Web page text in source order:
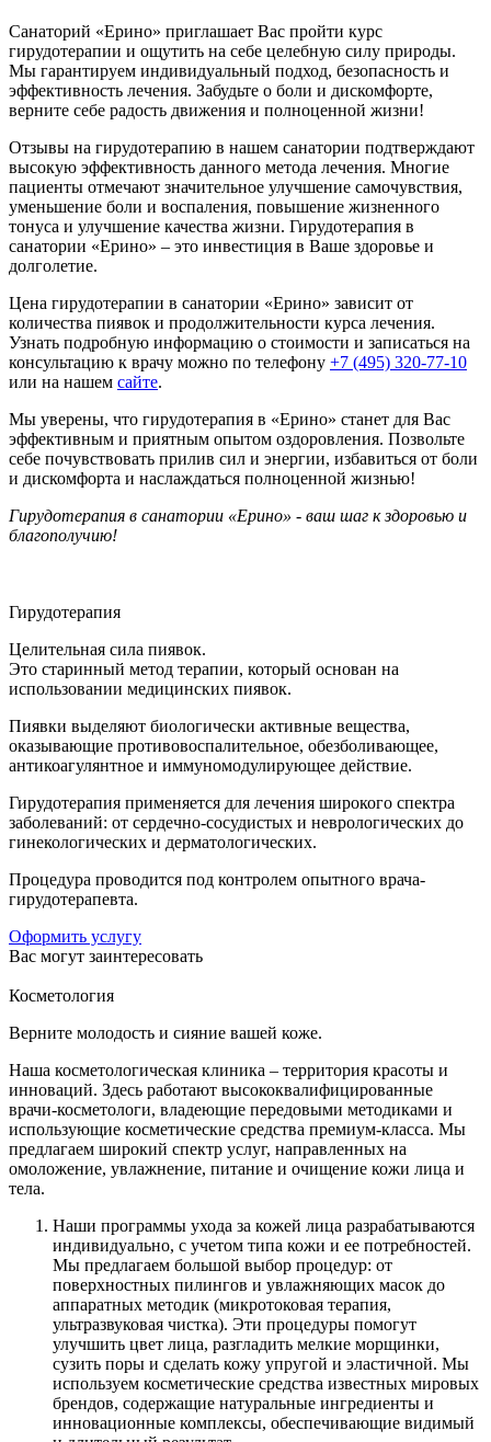
Санаторий «Ерино» приглашает Вас пройти курс
гирудотерапии и ощутить на себе целебную силу природы.
Мы гарантируем индивидуальный подход, безопасность и
эффективность лечения. Забудьте о боли и дискомфорте,
верните себе радость движения и полноценной жизни!
Отзывы на гирудотерапию в нашем санатории подтверждают
высокую эффективность данного метода лечения. Многие
пациенты отмечают значительное улучшение самочувствия,
уменьшение боли и воспаления, повышение жизненного
тонуса и улучшение качества жизни. Гирудотерапия в
санатории «Ерино» – это инвестиция в Ваше здоровье и
долголетие.
Цена гирудотерапии в санатории «Ерино» зависит от
количества пиявок и продолжительности курса лечения.
Узнать подробную информацию о стоимости и записаться на
консультацию к врачу можно по телефону +7 (495) 320-77-10
или на нашем сайте.
Мы уверены, что гирудотерапия в «Ерино» станет для Вас
эффективным и приятным опытом оздоровления. Позвольте
себе почувствовать прилив сил и энергии, избавиться от боли
и дискомфорта и наслаждаться полноценной жизнью!
Гирудотерапия в санатории «Ерино» - ваш шаг к здоровью и
благополучию!
Гирудотерапия
Целительная сила пиявок.
Это старинный метод терапии, который основан на
использовании медицинских пиявок.
Пиявки выделяют биологически активные вещества,
оказывающие противовоспалительное, обезболивающее,
антикоагулянтное и иммуномодулирующее действие.
Гирудотерапия применяется для лечения широкого спектра
заболеваний: от сердечно-сосудистых и неврологических до
гинекологических и дерматологических.
Процедура проводится под контролем опытного врача-
гирудотерапевта.
Оформить услугу
Вас могут заинтересовать
Косметология
Верните молодость и сияние вашей коже.
Наша косметологическая клиника – территория красоты и
инноваций. Здесь работают высококвалифицированные
врачи-косметологи, владеющие передовыми методиками и
использующие косметические средства премиум-класса. Мы
предлагаем широкий спектр услуг, направленных на
омоложение, увлажнение, питание и очищение кожи лица и
тела.
Наши программы ухода за кожей лица разрабатываются
индивидуально, с учетом типа кожи и ее потребностей.
Мы предлагаем большой выбор процедур: от
поверхностных пилингов и увлажняющих масок до
аппаратных методик (микротоковая терапия,
ультразвуковая чистка). Эти процедуры помогут
улучшить цвет лица, разгладить мелкие морщинки,
сузить поры и сделать кожу упругой и эластичной. Мы
используем косметические средства известных мировых
брендов, содержащие натуральные ингредиенты и
инновационные комплексы, обеспечивающие видимый